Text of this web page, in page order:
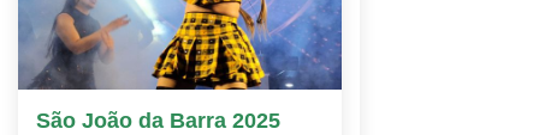
São João da Barra 2025